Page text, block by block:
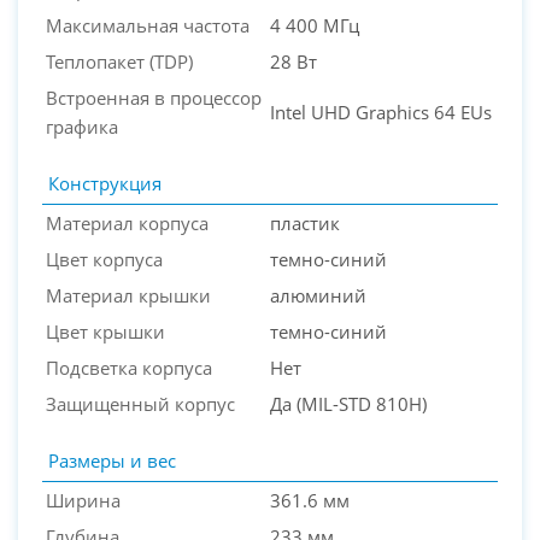
Максимальная частота
4 400 МГц
Теплопакет (TDP)
28 Вт
Встроенная в процессор
графика
Intel UHD Graphics 64 EUs
Конструкция
Материал корпуса
пластик
Цвет корпуса
темно-синий
Материал крышки
алюминий
Цвет крышки
темно-синий
Подсветка корпуса
Нет
Защищенный корпус
Да (MIL-STD 810H)
Размеры и вес
Ширина
361.6 мм